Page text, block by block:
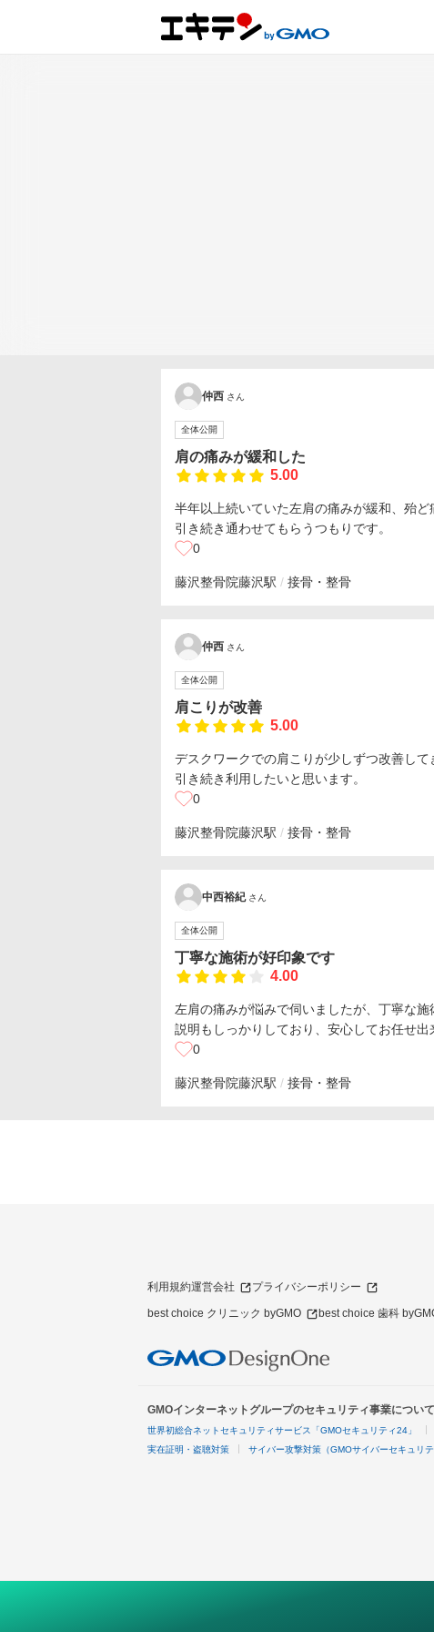
仲西 さん
全体公開
肩の痛みが緩和した
5.00
半年以上続いていた左肩の痛みが緩和、殆ど
引き続き通わせてもらうつもりです。
0
藤沢整骨院藤沢駅 接骨・整骨
仲西 さん
全体公開
肩こりが改善
5.00
デスクワークでの肩こりが少しずつ改善して
引き続き利用したいと思います。
0
藤沢整骨院藤沢駅 接骨・整骨
中西裕紀 さん
全体公開
丁寧な施術が好印象です
4.00
左肩の痛みが悩みで伺いましたが、丁寧な施
説明もしっかりしており、安心してお任せ出
0
藤沢整骨院藤沢駅 接骨・整骨
利用規約運営会社 プライバシーポリシー
best choice クリニック byGMO best choice 歯科
GMOインターネットグループのセキュリティ事業について
世界初総合ネットセキュリティサービス「GMOセキュリティ24」
実在証明・盗聴対策 サイバー攻撃対策（GMOサイバーセキュリテ